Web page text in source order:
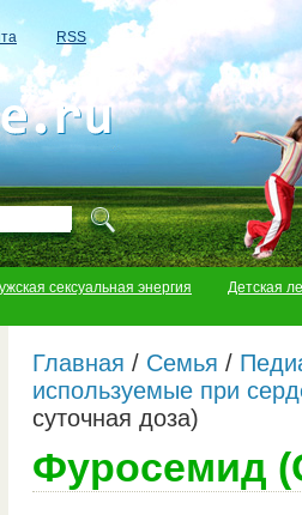
RSS
сексуальная энергия Детская
Главная / Семья /
используемые при
суточная доза)
Фуросемид